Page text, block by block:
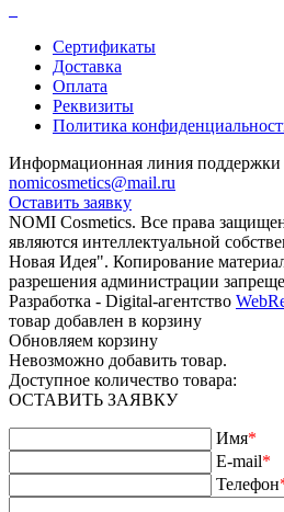
Сертификаты
Доставка
Оплата
Реквизиты
Политика
Информационная линия
nomicosmetics@mail.ru
Оставить заявку
NOMI Сosmetics. Все права
являются интеллектуальной
Новая Идея". Копирование
разрешения администрации
Разработка - Digital-агентство
товар добавлен в корзину
Обновляем корзину
Невозможно добавить товар.
Доступное количество товара:
ОСТАВИТЬ ЗАЯВКУ
Имя*
E-mail*
Телефон